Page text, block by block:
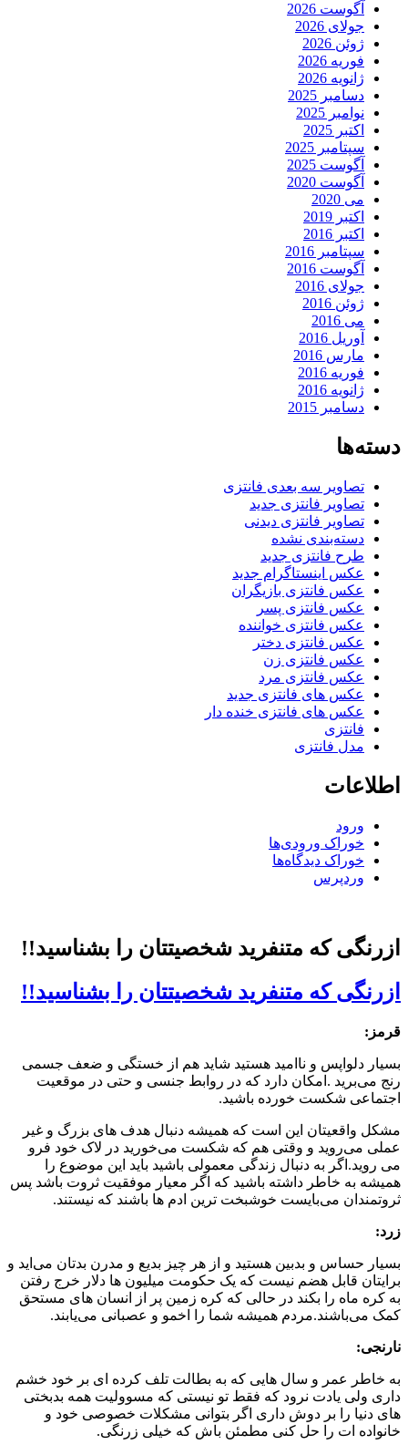
آگوست 2026
جولای 2026
ژوئن 2026
فوریه 2026
ژانویه 2026
دسامبر 2025
نوامبر 2025
اکتبر 2025
سپتامبر 2025
آگوست 2025
آگوست 2020
می 2020
اکتبر 2019
اکتبر 2016
سپتامبر 2016
آگوست 2016
جولای 2016
ژوئن 2016
می 2016
آوریل 2016
مارس 2016
فوریه 2016
ژانویه 2016
دسامبر 2015
دسته‌ها
تصاویر سه بعدی فانتزی
تصاویر فانتزی جدید
تصاویر فانتزی دیدنی
دسته‌بندی نشده
طرح فانتزی جدید
عکس اینستاگرام جدید
عکس فانتزی بازیگران
عکس فانتزی پسر
عکس فانتزی خواننده
عکس فانتزی دختر
عکس فانتزی زن
عکس فانتزی مرد
عکس های فانتزی جدید
عکس های فانتزی خنده دار
فانتزی
مدل فانتزی
اطلاعات
ورود
خوراک ورودی‌ها
خوراک دیدگاه‌ها
وردپرس
ازرنگی که متنفرید شخصیتتان را بشناسید!!
ازرنگی که متنفرید شخصیتتان را بشناسید!!
قرمز:
بسیار دلواپس و ناامید هستید شاید هم از خستگی و ضعف جسمی
رنج می‌برید .امکان دارد که در روابط جنسی و حتی در موقعیت
اجتماعی شکست خورده باشید.
مشکل واقعیتان این است که همیشه دنبال هدف های بزرگ و غیر
عملی می‌روید و وقتی هم که شکست می‌خورید در لاک خود فرو
می روید.اگر به دنبال زندگی معمولی باشید باید این موضوع را
همیشه به خاطر داشته باشید که اگر معیار موفقیت ثروت باشد پس
ثروتمندان می‌بایست خوشبخت ترین ادم ها باشند که نیستند.
زرد:
بسیار حساس و بدبین هستید و از هر چیز بدیع و مدرن بدتان می‌اید و
برایتان قابل هضم نیست که یک حکومت میلیون ها دلار خرج رفتن
به کره ماه را بکند در حالی که کره زمین پر از انسان های مستحق
کمک می‌باشند.مردم همیشه شما را اخمو و عصبانی می‌یابند.
نارنجی:
به خاطر عمر و سال هایی که به بطالت تلف کرده ای بر خود خشم
داری ولی یادت نرود که فقط تو نیستی که مسوولیت همه بدبختی
های دنیا را بر دوش داری اگر بتوانی مشکلات خصوصی خود و
خانواده ات را حل کنی مطمئن باش که خیلی زرنگی.